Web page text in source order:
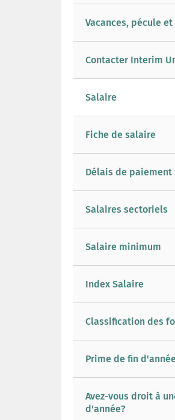
Vacances, pécule
Contacter Interim
Salaire
Fiche de salaire
Délais de paiement
Salaires sectoriels
Salaire minimum
Index Salaire
Classification des
Prime de fin
Avez-vous droit à
d'année?